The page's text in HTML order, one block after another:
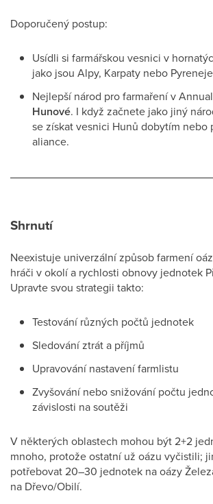
Doporučený postup:
Usídli si farmářskou vesnici v
jako jsou Alpy, Karpaty nebo
Nejlepší národ pro farmaření v
Hunové. I když začnete jako jiný
se získat vesnici Hunů dobytím nebo
aliance.
Shrnutí
Neexistuje univerzální způsob farmení
hráči v okolí a rychlosti obnovy jednotek
Upravte svou strategii takto:
Testování různých počtů jednotek
Sledování ztrát a příjmů
Upravování nastavení farmlistu
Zvyšování nebo snižování počtu
závislosti na soutěži
V některých oblastech mohou být 2+2
mnoho, protože ostatní už oázu vyčistili;
potřebovat 20–30 jednotek na oázy
na Dřevo/Obilí.